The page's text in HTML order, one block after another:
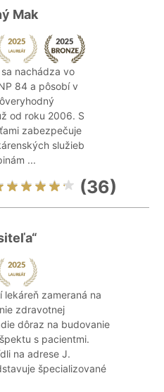
Mak
nachádza vo
84 a pôsobí v
od roku 2006. S
zabezpečuje
služieb
...
(36)
lekáreň zameraná na
zdravotnej
dôraz na budovanie
s pacientmi.
na adrese J.
špecializované